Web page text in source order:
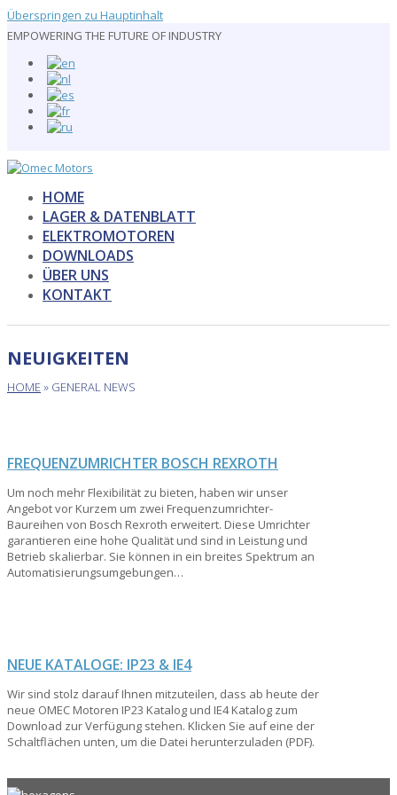
Überspringen zu Hauptinhalt
EMPOWERING THE FUTURE OF INDUSTRY
HOME
LAGER & DATENBLATT
ELEKTROMOTOREN
DOWNLOADS
ÜBER UNS
KONTAKT
Mobiles
öffnen
NEUIGKEITEN
HOME» GENERAL NEWS
FREQUENZUMRICHTER BOSCH REXROTH
Um noch mehr Flexibilität zu bieten, haben wir unser
Angebot vor Kurzem um zwei Frequenzumrichter-
Baureihen von Bosch Rexroth erweitert. Diese Umrichter
garantieren eine hohe Qualität und sind in Leistung und
Betrieb skalierbar. Sie können in ein breites Spektrum an
Automatisierungsumgebungen…
NEUE KATALOGE: IP23 & IE4
Wir sind stolz darauf Ihnen mitzuteilen, dass ab heute der
neue OMEC Motoren IP23 Katalog und IE4 Katalog zum
Download zur Verfügung stehen. Klicken Sie auf eine der
Schaltflächen unten, um die Datei herunterzuladen (PDF).